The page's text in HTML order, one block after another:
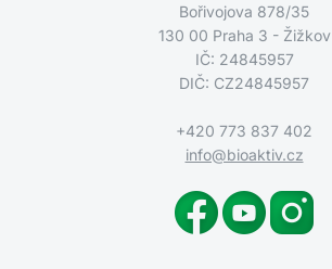
Bořivojova 878/35
130 00 Praha 3 - Žižkov
IČ: 24845957
DIČ: CZ24845957
+420 773 837 402
info@bioaktiv.cz